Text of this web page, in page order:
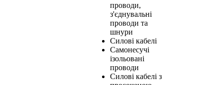
проводи,
з'єднувальні
проводи та
шнури
Силові кабелі
Самонесучі
ізольовані
проводи
Силові кабелі з